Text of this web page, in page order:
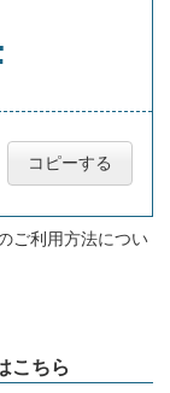
コピーする
ご利用方法につい
こちら